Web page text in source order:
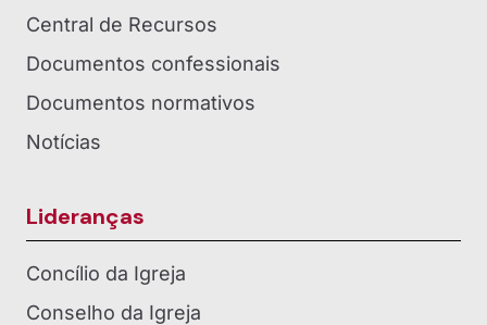
Central de Recursos
Documentos confessionais
Documentos normativos
Notícias
Lideranças
Concílio da Igreja
Conselho da Igreja